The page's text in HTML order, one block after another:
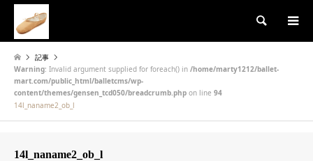
検索
記事
Warning: Invalid argument supplied for foreach() in /home/marty1212/ballet-
mart.com/public_html/balletcms/wp-
content/themes/gensen_tcd050/breadcrumb.php on line 94
14l_naname2_ob_l
14l_naname2_ob_l